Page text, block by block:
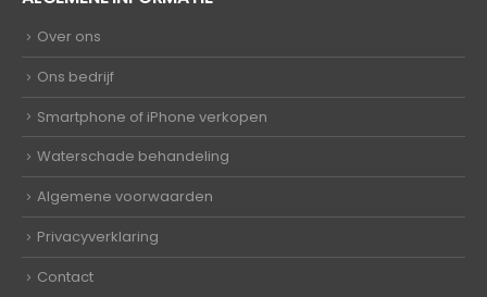
Over ons
Ons bedrijf
Smartphone of iPhone verkopen
Waterschade behandeling
Algemene voorwaarden
Privacyverklaring
Contact